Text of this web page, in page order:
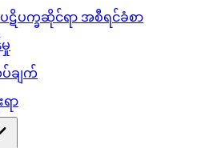
င့် ပဋိပက္ခဆိုင်ရာ အစီရင်ခံစာ
ချက်
ရာ